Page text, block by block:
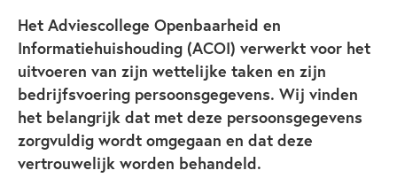
Het Adviescollege Openbaarheid en
Informatiehuishouding (ACOI) verwerkt voor het
uitvoeren van zijn wettelijke taken en zijn
bedrijfsvoering persoonsgegevens. Wij vinden
het belangrijk dat met deze persoonsgegevens
zorgvuldig wordt omgegaan en dat deze
vertrouwelijk worden behandeld.